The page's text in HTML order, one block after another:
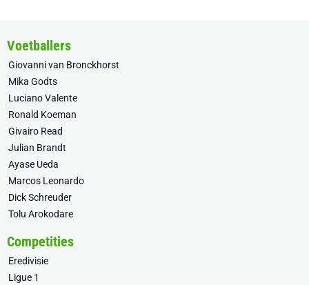
Voetballers
Giovanni van Bronckhorst
Mika Godts
Luciano Valente
Ronald Koeman
Givairo Read
Julian Brandt
Ayase Ueda
Marcos Leonardo
Dick Schreuder
Tolu Arokodare
Competities
Eredivisie
Ligue 1